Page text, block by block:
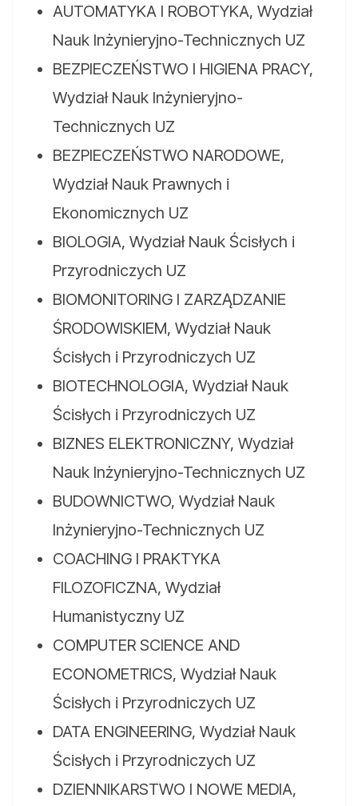
AUTOMATYKA I ROBOTYKA, Wydział
Nauk Inżynieryjno-Technicznych UZ
BEZPIECZEŃSTWO I HIGIENA PRACY,
Wydział Nauk Inżynieryjno-
Technicznych UZ
BEZPIECZEŃSTWO NARODOWE,
Wydział Nauk Prawnych i
Ekonomicznych UZ
BIOLOGIA, Wydział Nauk Ścisłych i
Przyrodniczych UZ
BIOMONITORING I ZARZĄDZANIE
ŚRODOWISKIEM, Wydział Nauk
Ścisłych i Przyrodniczych UZ
BIOTECHNOLOGIA, Wydział Nauk
Ścisłych i Przyrodniczych UZ
BIZNES ELEKTRONICZNY, Wydział
Nauk Inżynieryjno-Technicznych UZ
BUDOWNICTWO, Wydział Nauk
Inżynieryjno-Technicznych UZ
COACHING I PRAKTYKA
FILOZOFICZNA, Wydział
Humanistyczny UZ
COMPUTER SCIENCE AND
ECONOMETRICS, Wydział Nauk
Ścisłych i Przyrodniczych UZ
DATA ENGINEERING, Wydział Nauk
Ścisłych i Przyrodniczych UZ
DZIENNIKARSTWO I NOWE MEDIA,